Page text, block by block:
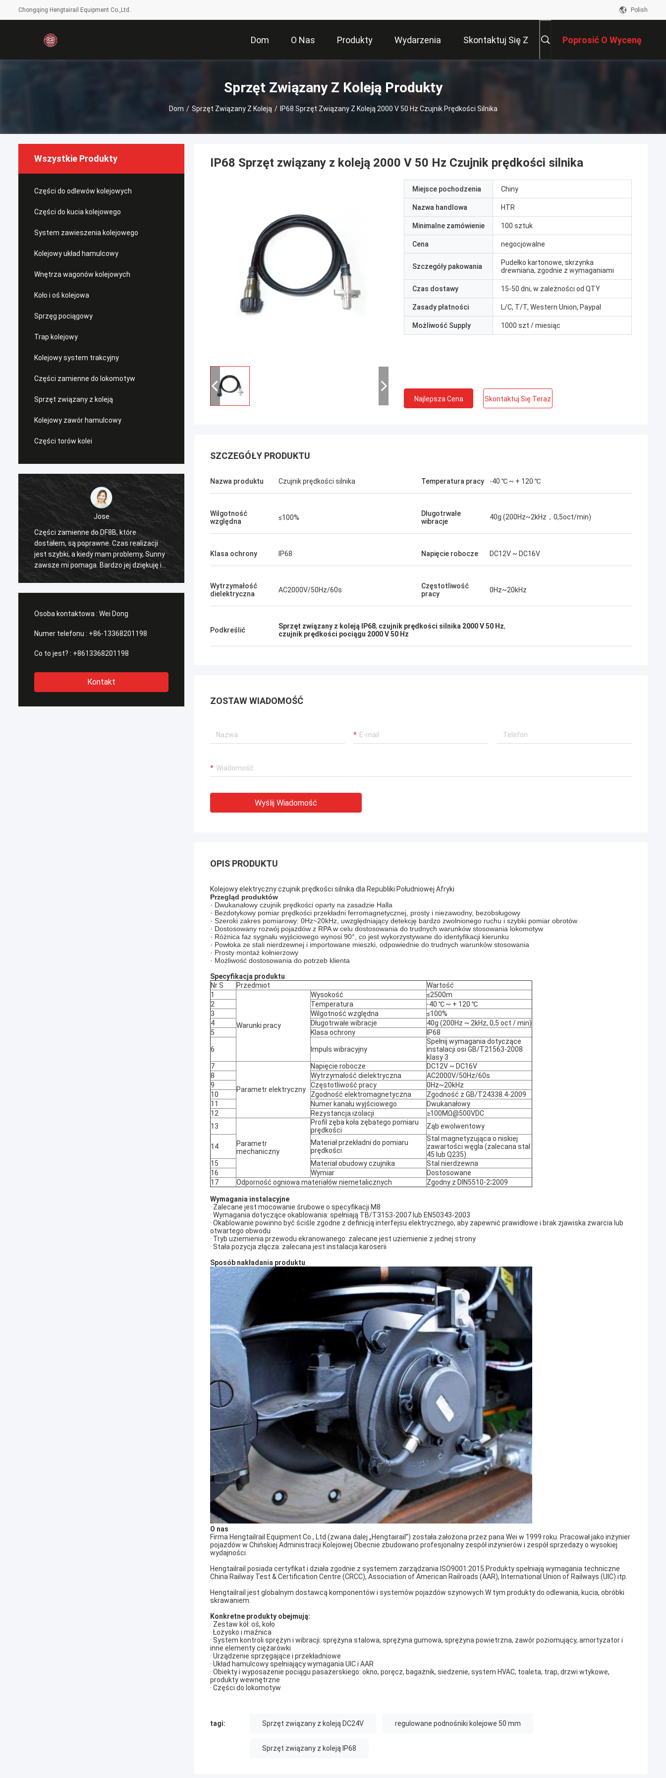
Chongqing Hengtairail Equipment Co.,Ltd. Polish
Dom O Nas Produkty Wydarzenia Skontaktuj Się Z Poprosić O Wycenę
Sprzęt Związany Z Koleją Produkty
Dom / Sprzęt Związany Z Koleją / IP68 Sprzęt Związany Z Koleją 2000 V 50 Hz Czujnik Prędkości Silnika
Wszystkie Produkty
Części do odlewów kolejowych
Części do kucia kolejowego
System zawieszenia kolejowego
Kolejowy układ hamulcowy
Wnętrza wagonów kolejowych
Koło i oś kolejowa
Sprzęg pociągowy
Trap kolejowy
Kolejowy system trakcyjny
Części zamienne do lokomotyw
Sprzęt związany z koleją
Kolejowy zawór hamulcowy
Części torów kolei
Jose
Części zamienne do DF8B, które
dostałem, są poprawne. Czas realizacji
jest szybki, a kiedy mam problemy, Sunny
zawsze mi pomaga. Bardzo jej dziękuję i
czekam na naszą przyszłą współpracę.
Jonathas
Sugerowane przez nich sprzęgło nadaje
rozsądna i nie mogę się doczekać ich
otrzymania.
Osoba kontaktowa : Wei Dong
Numer telefonu : +86-13368201198
Co to jest? : +8613368201198
Kontakt
IP68 Sprzęt związany z koleją 2000 V 50 Hz Czujnik prędkości silnika
Miejsce pochodzenia Chiny
Nazwa handlowa HTR
Minimalne zamówienie 100 sztuk
Cena negocjowalne
Szczegóły pakowania
Pudełko kartonowe, skrzynka
drewniana, zgodnie z wymaganiami
Czas dostawy 15-50 dni, w zależności od QTY
Zasady płatności L/C, T/T, Western Union, Paypal
Możliwość Supply 1000 szt / miesiąc
Najlepsza Cena Skontaktuj Się Teraz
SZCZEGÓŁY PRODUKTU
Nazwa produktu Czujnik prędkości silnika Temperatura pracy -40 ℃ ~ + 120 ℃
Wilgotność
względna
≤100%
Długotrwałe
wibracje
40g (200Hz~2kHz，0,5oct/min)
Klasa ochrony IP68 Napięcie robocze DC12V ~ DC16V
Wytrzymałość
dielektryczna
AC2000V/50Hz/60s
Częstotliwość
pracy
0Hz~20kHz
Podkreślić Sprzęt związany z koleją IP68, czujnik prędkości silnika 2000 V 50 Hz,
czujnik prędkości pociągu 2000 V 50 Hz
ZOSTAW WIADOMOŚĆ
Wyślij Wiadomość
OPIS PRODUKTU
Kolejowy elektryczny czujnik prędkości silnika dla Republiki Południowej Afryki
Przegląd produktów
· Dwukanałowy czujnik prędkości oparty na zasadzie Halla
· Bezdotykowy pomiar prędkości przekładni ferromagnetycznej, prosty i niezawodny, bezobsługowy
· Szeroki zakres pomiarowy: 0Hz~20kHz, uwzględniający detekcję bardzo zwolnionego ruchu i szybki pomiar obrotów
· Dostosowany rozwój pojazdów z RPA w celu dostosowania do trudnych warunków stosowania lokomotyw
· Różnica faz sygnału wyjściowego wynosi 90°, co jest wykorzystywane do identyfikacji kierunku
· Powłoka ze stali nierdzewnej i importowane mieszki, odpowiednie do trudnych warunków stosowania
· Prosty montaż kołnierzowy
· Możliwość dostosowania do potrzeb klienta
Specyfikacja produktu
Nr S
Przedmiot
Wartość
1
Warunki pracy
Wysokość
≤2500m
2
Temperatura
-40 ℃ ~ + 120 ℃
3
Wilgotność względna
≤100%
4
Długotrwałe wibracje
40g (200Hz ~ 2kHz, 0,5 oct / min)
5
Klasa ochrony IP68
6 Impuls wibracyjny
Spełnij wymagania dotyczące
instalacji osi GB/T21563-2008
klasy 3
7
Parametr elektryczny
Napięcie robocze
DC12V ~ DC16V
8
Wytrzymałość dielektryczna
AC2000V/50Hz/60s
9
Częstotliwość pracy
0Hz~20kHz
10
Zgodność elektromagnetyczna
Zgodność z GB/T24338.4-2009
11
Numer kanału wyjściowego
Dwukanałowy
12
Rezystancja izolacji
≥100MΩ@500VDC
13
Parametr
mechaniczny
Profil zęba koła zębatego pomiaru
prędkości
Ząb ewolwentowy
14
Materiał przekładni do pomiaru
prędkości
Stal magnetyzująca o niskiej
zawartości węgla (zalecana stal
45 lub Q235)
15
Materiał obudowy czujnika
Stal nierdzewna
16
Wymiar
Dostosowane
17
Odporność ogniowa materiałów niemetalicznych Zgodny z DIN5510-2∶2009
Wymagania instalacyjne
· Zalecane jest mocowanie śrubowe o specyfikacji M8
· Wymagania dotyczące okablowania: spełniają TB/T3153-2007 lub EN50343-2003
· Okablowanie powinno być ściśle zgodne z definicją interfejsu elektrycznego, aby zapewnić prawidłowe i brak zjawiska zwarcia lub
otwartego obwodu
· Tryb uziemienia przewodu ekranowanego: zalecane jest uziemienie z jednej strony
· Stała pozycja złącza: zalecana jest instalacja karoserii
Sposób nakładania produktu
O nas
Firma Hengtailrail Equipment Co., Ltd (zwana dalej „Hengtairail”) została założona przez pana Wei w 1999 roku. Pracował jako inżynier
pojazdów w Chińskiej Administracji Kolejowej.Obecnie zbudowano profesjonalny zespół inżynierów i zespół sprzedaży o wysokiej
wydajności.
Hengtailrail posiada certyfikat i działa zgodnie z systemem zarządzania ISO9001:2015.Produkty spełniają wymagania techniczne
China Railway Test & Certification Centre (CRCC), Association of American Railroads (AAR), International Union of Railways (UIC) itp.
Hengtailrail jest globalnym dostawcą komponentów i systemów pojazdów szynowych.W tym produkty do odlewania, kucia, obróbki
skrawaniem.
Konkretne produkty obejmują:
· Zestaw kół: oś, koło
· Łożysko i maźnica
· System kontroli sprężyn i wibracji: sprężyna stalowa, sprężyna gumowa, sprężyna powietrzna, zawór poziomujący, amortyzator i
inne elementy ciężarówki
· Urządzenie sprzęgające i przekładniowe
· Układ hamulcowy spełniający wymagania UIC i AAR
· Obiekty i wyposażenie pociągu pasażerskiego: okno, poręcz, bagażnik, siedzenie, system HVAC, toaleta, trap, drzwi wtykowe,
produkty wewnętrzne
· Części do lokomotyw
tagi: Sprzęt związany z koleją DC24V regulowane podnośniki kolejowe 50 mm
Sprzęt związany z koleją IP68